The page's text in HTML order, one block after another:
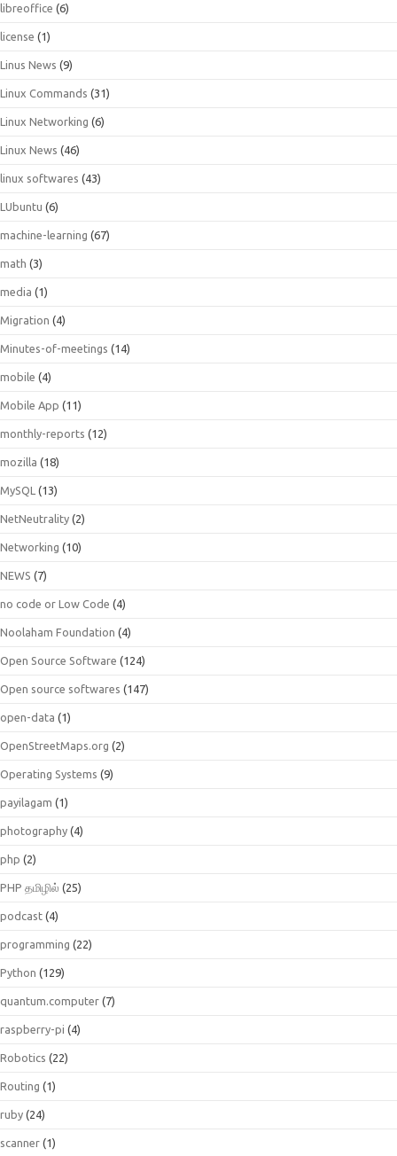
libreoffice (6)
license (1)
Linus News (9)
Linux Commands (31)
Linux Networking (6)
Linux News (46)
linux softwares (43)
LUbuntu (6)
machine-learning (67)
math (3)
media (1)
Migration (4)
Minutes-of-meetings (14)
mobile (4)
Mobile App (11)
monthly-reports (12)
mozilla (18)
MySQL (13)
NetNeutrality (2)
Networking (10)
NEWS (7)
no code or Low Code (4)
Noolaham Foundation (4)
Open Source Software (124)
Open source softwares (147)
open-data (1)
OpenStreetMaps.org (2)
Operating Systems (9)
payilagam (1)
photography (4)
php (2)
PHP தமிழில் (25)
podcast (4)
programming (22)
Python (129)
quantum.computer (7)
raspberry-pi (4)
Robotics (22)
Routing (1)
ruby (24)
scanner (1)